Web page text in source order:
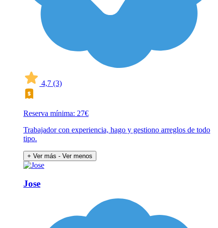
4,7 (3)
Reserva mínima: 27€
Trabajador con experiencia, hago y gestiono arreglos de todo
tipo.
+ Ver más - Ver menos
Jose